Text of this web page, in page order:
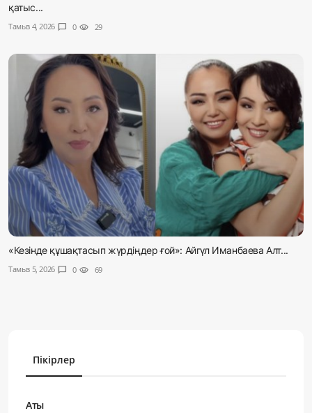
қатыс...
Тамыз 4, 2026 chat_bubble 0 visibility 29
«Кезінде құшақтасып жүрдіңдер ғой»: Айгүл Иманбаева Алт...
Тамыз 5, 2026 chat_bubble 0 visibility 69
Пікірлер
Аты